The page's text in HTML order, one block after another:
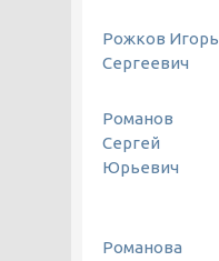
Рожков Игорь
Сергеевич
Романов
Сергей
Юрьевич
Романова